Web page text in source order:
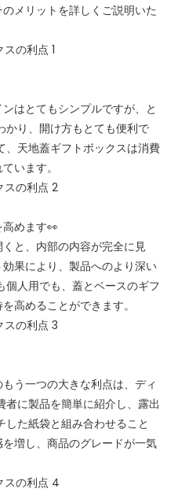
メリットを詳しくご説明いた
はとてもシンプルですが、と
かり、開け方もとても便利で
、天地蓋ギフトボックスは消費
います。
めます👀
と、内部の内容が完全に見
果により、製品へのより深い
人用でも、蓋とベースのギフ
高めることができます。
う一つの大きな利点は、ディ
に製品を簡単に紹介し、露出
た紙袋と組み合わせること
増し、商品のグレードが一気